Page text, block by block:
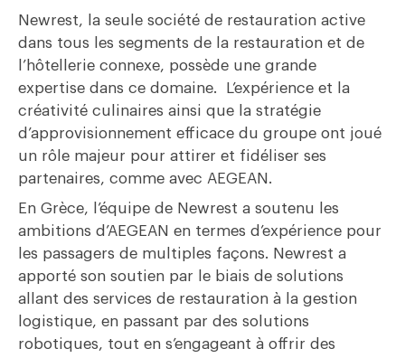
Newrest, la seule société de restauration active
dans tous les segments de la restauration et de
l’hôtellerie connexe, possède une grande
expertise dans ce domaine. L’expérience et la
créativité culinaires ainsi que la stratégie
d’approvisionnement efficace du groupe ont joué
un rôle majeur pour attirer et fidéliser ses
partenaires, comme avec AEGEAN.
En Grèce, l’équipe de Newrest a soutenu les
ambitions d’AEGEAN en termes d’expérience pour
les passagers de multiples façons. Newrest a
apporté son soutien par le biais de solutions
allant des services de restauration à la gestion
logistique, en passant par des solutions
robotiques, tout en s’engageant à offrir des